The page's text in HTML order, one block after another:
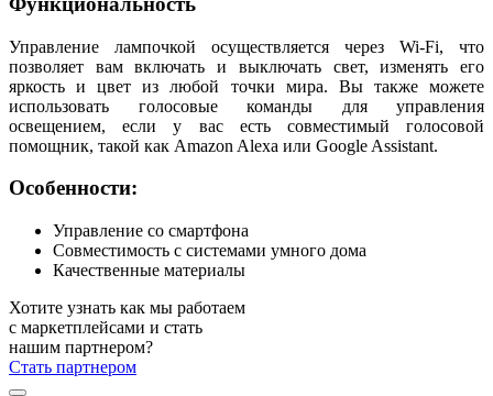
Управление лампочкой осуществляется через Wi-Fi, что
позволяет вам включать и выключать свет, изменять его
яркость и цвет из любой точки мира. Вы также можете
использовать голосовые команды для управления
освещением, если у вас есть совместимый голосовой
помощник, такой как Amazon Alexa или Google Assistant.
Особенности:
Управление со смартфона
Совместимость с системами умного дома
Качественные материалы
Хотите узнать как мы работаем
с маркетплейсами и стать
нашим партнером?
Стать партнером